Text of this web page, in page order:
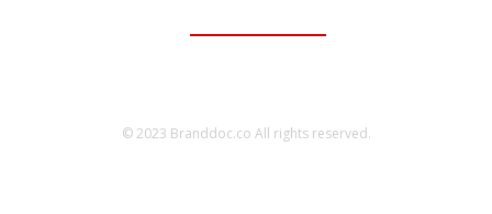
© 2023 Branddoc.co All rights reserved.